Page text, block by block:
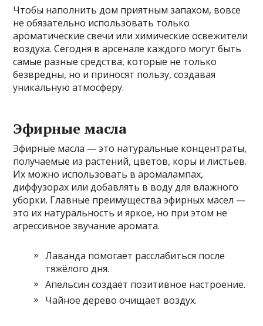
Чтобы наполнить дом приятным запахом, вовсе
не обязательно использовать только
ароматические свечи или химические освежители
воздуха. Сегодня в арсенале каждого могут быть
самые разные средства, которые не только
безвредны, но и приносят пользу, создавая
уникальную атмосферу.
Эфирные масла
Эфирные масла — это натуральные концентраты,
получаемые из растений, цветов, коры и листьев.
Их можно использовать в аромалампах,
диффузорах или добавлять в воду для влажного
уборки. Главные преимущества эфирных масел —
это их натуральность и яркое, но при этом не
агрессивное звучание аромата.
Лаванда помогает расслабиться после
тяжёлого дня.
Апельсин создаёт позитивное настроение.
Чайное дерево очищает воздух.